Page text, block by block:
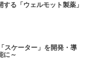
る「ウェルモット製薬」
スケーター」を開発・導
に～